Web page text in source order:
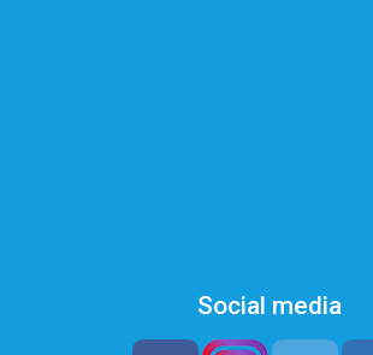
Social media